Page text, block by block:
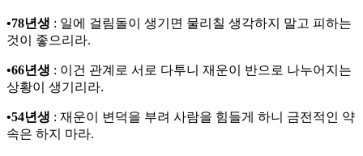
•78년생 : 일에 걸림돌이 생기면 물리칠 생각하지 말고 피하는
것이 좋으리라.
•66년생 : 이건 관계로 서로 다투니 재운이 반으로 나누어지는
상황이 생기리라.
•54년생 : 재운이 변덕을 부려 사람을 힘들게 하니 금전적인 약
속은 하지 마라.